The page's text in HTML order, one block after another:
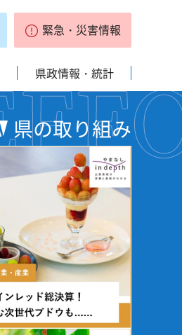
緊急・災害情報
県政情報・統計
県の取り組み